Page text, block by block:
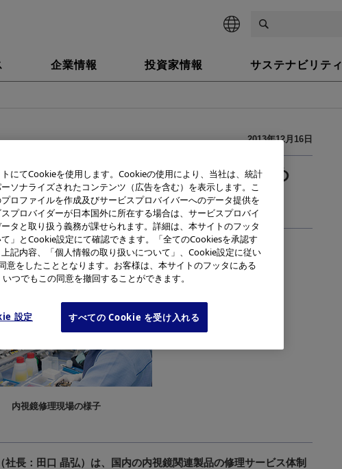
企業情報 投資家情報 サステナビリティ
2013年12月16日
ス体制・備品管理の更なる強化のため
レーションセンター 長野」を設立
止めないサービスの提供を目指す
内視鏡修理現場の様子
長：田口 晶弘）は、国内の内視鏡関連製品の修理サービス体制
にてCookieを使用します。Cookieの使用により、当社は、統計
ソナライズされたコンテンツ（広告を含む）を表示します。こ
ロファイルを作成及びサービスプロバイバーへのデータ提供を
プロバイダーが日本国外に所在する場合は、サービスプロバイ
タと取り扱う義務が課せられます。詳細は、本サイトのフッタ
」とCookie設定にて確認できます。「全てのCookiesを承認す
記内容、「個人情報の取り扱いについて」、Cookie設定に従い
意をしたこととなります。お客様は、本サイトのフッタにある
つでもこの同意を撤回することができます。
設定 すべての Cookie を受け入れる